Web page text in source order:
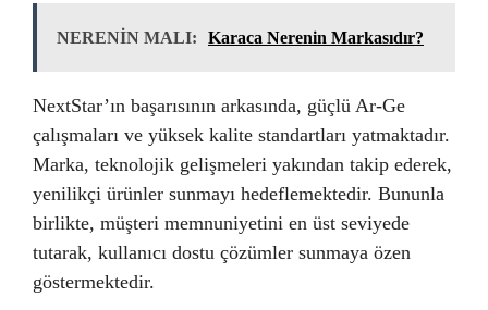
NERENİN MALI: Karaca Nerenin Markasıdır?
NextStar’ın başarısının arkasında, güçlü Ar-Ge
çalışmaları ve yüksek kalite standartları yatmaktadır.
Marka, teknolojik gelişmeleri yakından takip ederek,
yenilikçi ürünler sunmayı hedeflemektedir. Bununla
birlikte, müşteri memnuniyetini en üst seviyede
tutarak, kullanıcı dostu çözümler sunmaya özen
göstermektedir.